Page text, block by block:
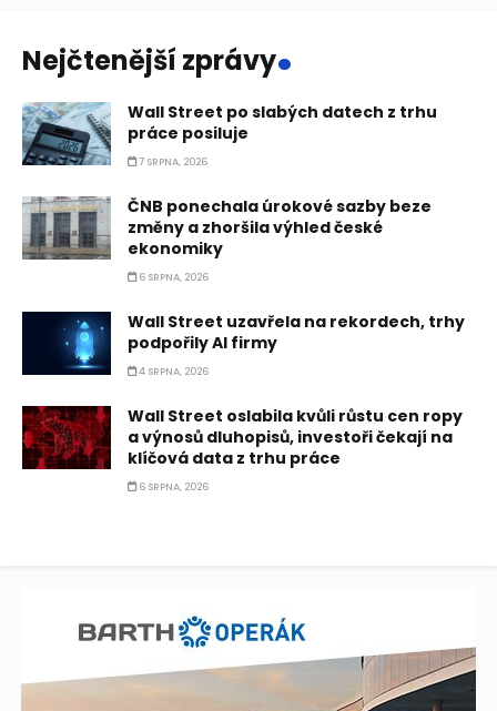
Nejčtenější zprávy.
Wall Street po slabých datech z trhu
práce posiluje
7 SRPNA, 2026
ČNB ponechala úrokové sazby beze
změny a zhoršila výhled české
ekonomiky
6 SRPNA, 2026
Wall Street uzavřela na rekordech, trhy
podpořily AI firmy
4 SRPNA, 2026
Wall Street oslabila kvůli růstu cen ropy
a výnosů dluhopisů, investoři čekají na
klíčová data z trhu práce
6 SRPNA, 2026